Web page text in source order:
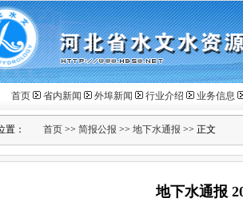
首页 省内新闻 外埠新闻 行业介绍 业务信息
置： 首页 >> 简报公报 >> 地下水通报 >> 正文
地下水通报